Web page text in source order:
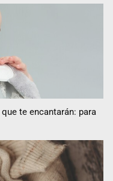
te encantarán: para